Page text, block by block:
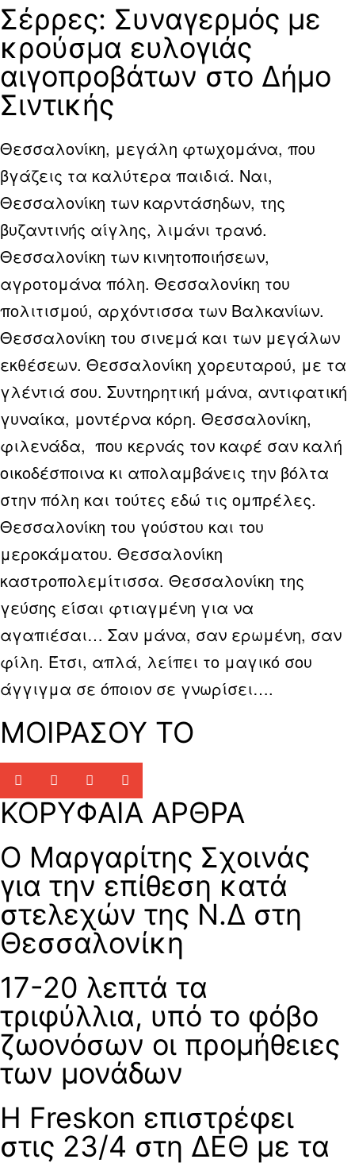
Σέρρες: Συναγερμός με
κρούσμα ευλογιάς
αιγοπροβάτων στο Δήμο
Σιντικής
Θεσσαλονίκη, μεγάλη φτωχομάνα, που
βγάζεις τα καλύτερα παιδιά. Ναι,
Θεσσαλονίκη των καρντάσηδων, της
βυζαντινής αίγλης, λιμάνι τρανό.
Θεσσαλονίκη των κινητοποιήσεων,
αγροτομάνα πόλη. Θεσσαλονίκη του
πολιτισμού, αρχόντισσα των Βαλκανίων.
Θεσσαλονίκη του σινεμά και των μεγάλων
εκθέσεων. Θεσσαλονίκη χορευταρού, με τα
γλέντιά σου. Συντηρητική μάνα, αντιφατική
γυναίκα, μοντέρνα κόρη. Θεσσαλονίκη,
φιλενάδα, που κερνάς τον καφέ σαν καλή
οικοδέσποινα κι απολαμβάνεις την βόλτα
στην πόλη και τούτες εδώ τις ομπρέλες.
Θεσσαλονίκη του γούστου και του
μεροκάματου. Θεσσαλονίκη
καστροπολεμίτισσα. Θεσσαλονίκη της
γεύσης είσαι φτιαγμένη για να
αγαπιέσαι… Σαν μάνα, σαν ερωμένη, σαν
φίλη. Έτσι, απλά, λείπει το μαγικό σου
άγγιγμα σε όποιον σε γνωρίσει….
ΜΟΙΡΑΣΟΥ ΤΟ
ΚΟΡΥΦΑΙΑ ΑΡΘΡΑ
Ο Μαργαρίτης Σχοινάς
για την επίθεση κατά
στελεχών της Ν.Δ στη
Θεσσαλονίκη
17-20 λεπτά τα
τριφύλλια, υπό το φόβο
ζωονόσων οι προμήθειες
των μονάδων
Η Freskon επιστρέφει
στις 23/4 στη ΔΕΘ με τα